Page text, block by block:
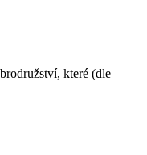
které (dle